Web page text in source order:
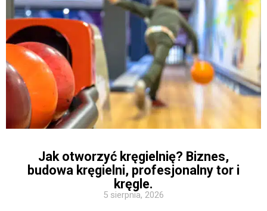
Jak otworzyć kręgielnię? Biznes,
budowa kręgielni, profesjonalny tor i
kręgle.
5 sierpnia, 2026